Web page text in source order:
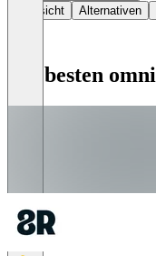
Übersicht
Alternativen
Die besten